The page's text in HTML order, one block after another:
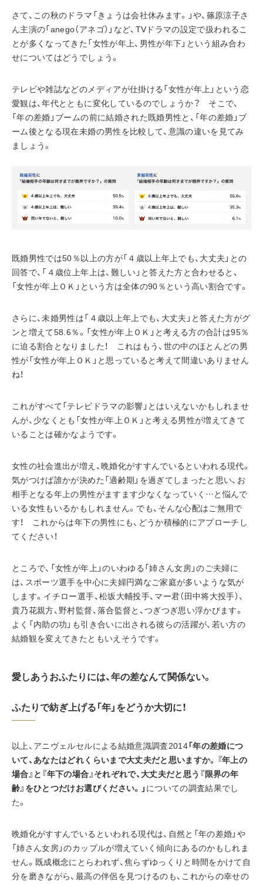
さて、この秋のドラマ「きょうは会社休みます。」や、篠原涼子さ
ん主演の「anego（アネゴ）」など、TVドラマの設定で扱われるこ
とが多くなってきた「女性が年上、男性が年下」という組み合わ
せについてはどうでしょう。
テレビや雑誌などのメディアが仕掛ける「女性が年上」という恋
愛観は、年代とともに変化しているのでしょうか？　そこで、
「年の差婚」ブームの前に結婚された既婚男性と、「年の差婚」ブ
ーム後となる現在未婚の男性を比較して、意識の違いを見てみ
ましょう。
既婚男性では50％以上の方が「４歳以上年上でも、大丈夫」との
回答で、「４歳位上年上は、難しい」と答えた方と合わせると、
「女性が年上ＯＫ」という方は全体の90％という高い割合です。
さらに、未婚男性は「４歳以上年上でも、大丈夫」と答えた方がグ
ンと増えて58.6％。「女性が年上ＯＫ」と考える方の合計は95％
に迫る割合となりました！　これはもう、世の中のほとんどの男
性が「女性が年上ＯＫ」と思っていると考えて間違いありません
ね！
これがすべて「テレビドラマの影響」とはいえないかもしれませ
んが、少なくとも「女性が年上ＯＫ」と考える男性が増えてきて
いることは確かなようです。
女性の社会進出が増え、晩婚化がすすんでいるといわれる現代。
気がつけば誰かが決めた「適齢期」を過ぎてしまったと思い、お
相手となる年上の男性がますます少なくなっていく…と悩んで
いる女性もいるかもしれません。でも、そんな心配はご無用で
す！　これからは年下の男性にも、どうか積極的にアプローチし
てください！
ところで、「女性が年上」のいわゆる「姉さん女房」のご夫婦に
は、スポーツ選手を中心に夫婦円満なご家庭が多いような気が
します。イチロー選手、松坂大輔投手、マー君（田中将大投手）、
貴乃花親方、野村監督、落合監督と、つぎつぎ思い浮かびます。
よく「内助の功」も引き合いに出される彼らの活躍が、若い方の
結婚観を変えてきたともいえそうです。
愛しあうおふたりには、年の差なんて関係ない。
ふたりで紡ぎ上げる「年」をどうか大切に！
以上、アニヴェルセルによる結婚意識調査2014「年の差婚につ
いて、あなたはどれくらいまで大丈夫だと思いますか。『年上の
場合』と『年下の場合』それぞれで、大丈夫だと思う『限界の年
齢』をひとつだけお選びください。」 についての調査結果でし
た。
晩婚化がすすんでいるといわれる現代は、自然と「年の差婚」や
「姉さん女房」のカップルが増えていく傾向にあるのかもしれま
せん。既成概念にとらわれず、焦らずゆっくりと時間をかけて自
分を磨きながら、最高の伴侶を見つけるのも、これからの幸せの